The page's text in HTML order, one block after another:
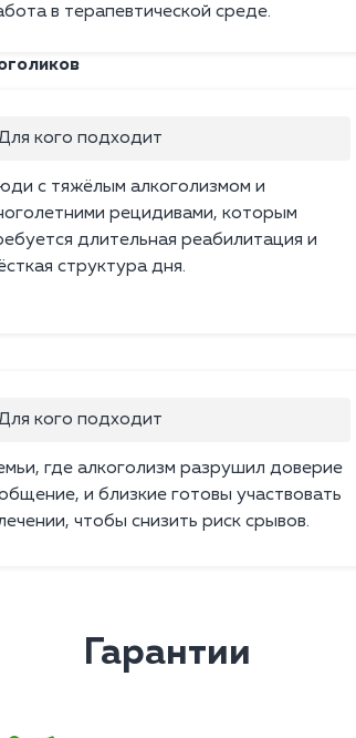
в терапевтической среде.
кого подходит
с тяжёлым алкоголизмом и
рецидивами, которым
длительная реабилитация и
структура дня.
кого подходит
где алкоголизм разрушил доверие
и близкие готовы участвовать
чтобы снизить риск срывов.
Гарантии